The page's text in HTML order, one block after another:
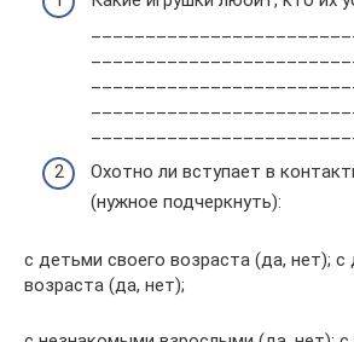
Охотно ли вступает в
(нужное подчеркнуть):
с детьми своего возраста (да, нет);
возраста (да, нет);